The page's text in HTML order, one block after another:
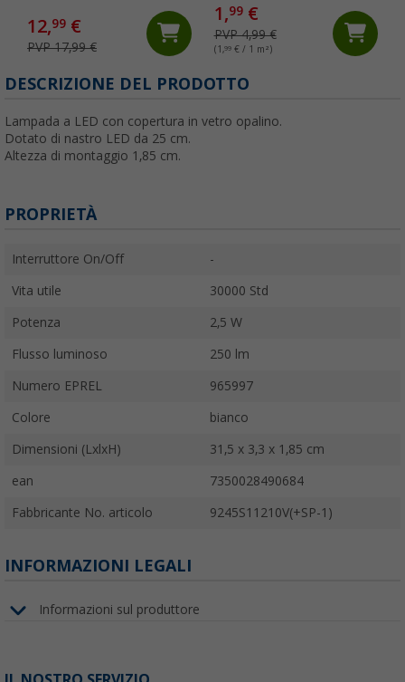
12,99 €
PVP 17,99 €
venduto al metro, bianco
1,99€
PVP 4,99 €
(1,99€ / 1 m²)
DESCRIZIONE DEL PRODOTTO
Lampada a LED con copertura in vetro opalino.
Dotato di nastro LED da 25 cm.
Altezza di montaggio 1,85 cm.
PROPRIETÀ
Interruttore On/Off -
Vita utile 30000 Std
Potenza 2,5 W
Flusso luminoso 250 lm
Numero EPREL 965997
Colore bianco
Dimensioni (LxlxH) 31,5 x 3,3 x 1,85 cm
ean 7350028490684
Fabbricante No. articolo 9245S11210V(+SP-1)
INFORMAZIONI LEGALI
Informazioni sul produttore